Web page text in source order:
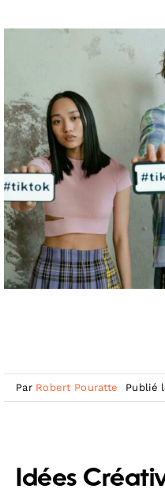
Par Robert Pouratte Publié
Idées